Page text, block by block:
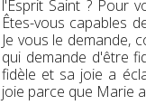
l'Esprit Saint ? Pour
Êtes-vous capables
Je vous le demande,
qui demande d'être
fidèle et sa joie a
joie parce que Marie